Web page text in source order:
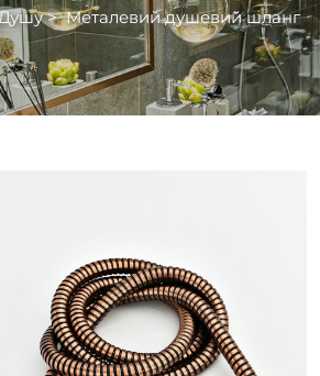
>Металевий душевий шланг